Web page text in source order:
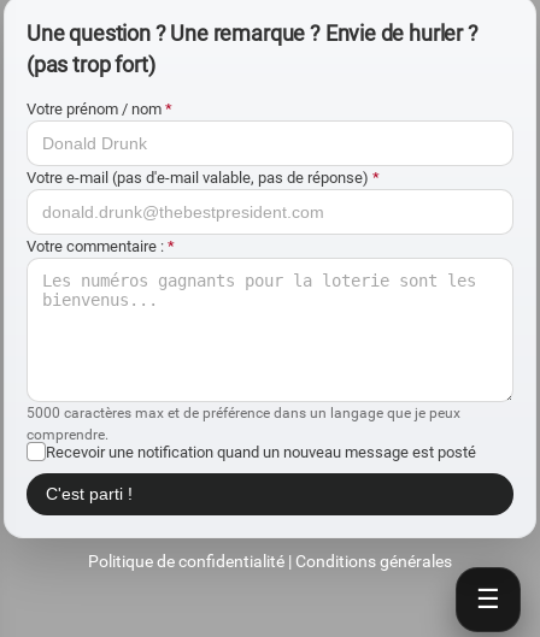
Une question ? Une remarque ? Envie de hurler ?
(pas trop fort)
Votre prénom / nom *
Votre e-mail (pas d'e-mail valable, pas de réponse) *
Votre commentaire : *
5000 caractères max et de préférence dans un langage que je peux
comprendre.
Recevoir une notification quand un nouveau message est posté
C'est parti !
Politique de confidentialité | Conditions générales
☰